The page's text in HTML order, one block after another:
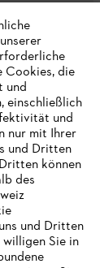
Cookies, die
und
einschließlich
und
nur mit Ihrer
und Dritten
können
des
und Dritten
Sie in